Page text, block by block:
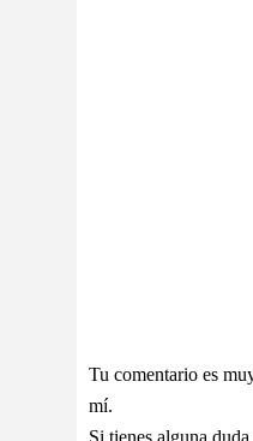
Tu comentario es
mí.
Si tienes alguna